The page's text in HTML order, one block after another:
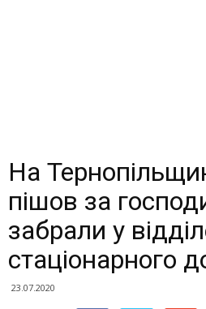
На
пішов за
забрали у
стаціонарного
23.07.2020